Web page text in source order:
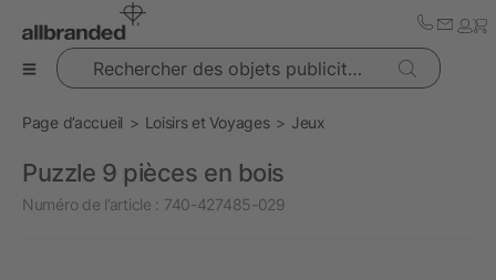
Rechercher des objets publicitaires
Page d’accueil Loisirs et Voyages Jeux
Puzzle 9 pièces en bois
Numéro de l’article : 740-427485-029